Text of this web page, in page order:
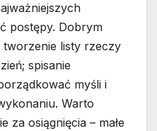
postępy. Dobrym
tworzenie listy rzeczy
spisanie
myśli i
Warto
za osiągnięcia – małe